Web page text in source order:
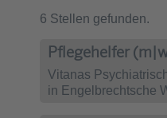
6 Stellen gefunden.
Pflegehelfer
Vitanas
in Engelbrechtsche